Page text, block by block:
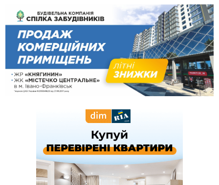
10:43
За змову на тендері для Долинської лікарні двох
підприємців оштрафували на 272 тисячі гривень
10:09
Яремчанський суд виніс вирок чоловіку, який у Буковелі
вкрав із супермаркету пляшку віскі за 8,5 тисяч
09:53
В урочищі біля Галича археологи відкопали давньоруську
вагову гирку XII–XIII століть
09:39
У Франківську медики провели серію складних операцій
на аорті
У Богородчанах на "зебрі" водій Audi наїхав на
Загальна площа всіх книгарень України - трохи більше ніж 6
футбольних полів
На "зебрі" у Франківську два мотоциклісти збили жінку
Прикарпаття серед лідерів за будівництвом новобудов і